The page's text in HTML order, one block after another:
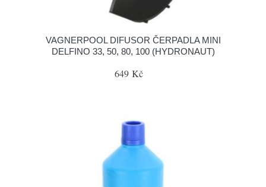
VAGNERPOOL DIFUSOR ČERPADLA MINI
DELFINO 33, 50, 80, 100 (HYDRONAUT)
649 Kč